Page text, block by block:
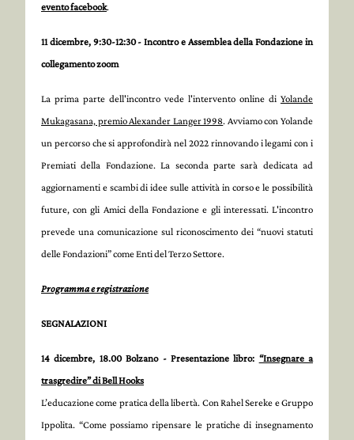
evento facebook.
11 dicembre, 9:30-12:30 - Incontro e Assemblea della Fondazione in
collegamento zoom
La prima parte dell'incontro vede l'intervento online di Yolande
Mukagasana, premio Alexander Langer 1998. Avviamo con Yolande
un percorso che si approfondirà nel 2022 rinnovando i legami con i
Premiati della Fondazione. La seconda parte sarà dedicata ad
aggiornamenti e scambi di idee sulle attività in corso e le possibilità
future, con gli Amici della Fondazione e gli interessati. L'incontro
prevede una comunicazione sul riconoscimento dei “nuovi statuti
delle Fondazioni” come Enti del Terzo Settore.
Programma e registrazione
SEGNALAZIONI
14 dicembre, 18.00 Bolzano - Presentazione libro: “Insegnare a
trasgredire” di Bell Hooks
L’educazione come pratica della libertà. Con Rahel Sereke e Gruppo
Ippolita. “Come possiamo ripensare le pratiche di insegnamento